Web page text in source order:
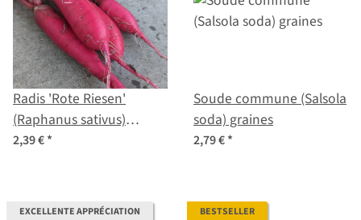
Radis 'Rote Riesen'
(Raphanus sativus)
graines
2,39 €*
Soude commune (Salsola
soda) graines
2,79 €*
EXCELLENTE APPRÉCIATION BESTSELLER